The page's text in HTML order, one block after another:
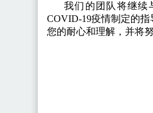
我们的团队将继续
COVID-19疫情制定的
您的耐心和理解，并将